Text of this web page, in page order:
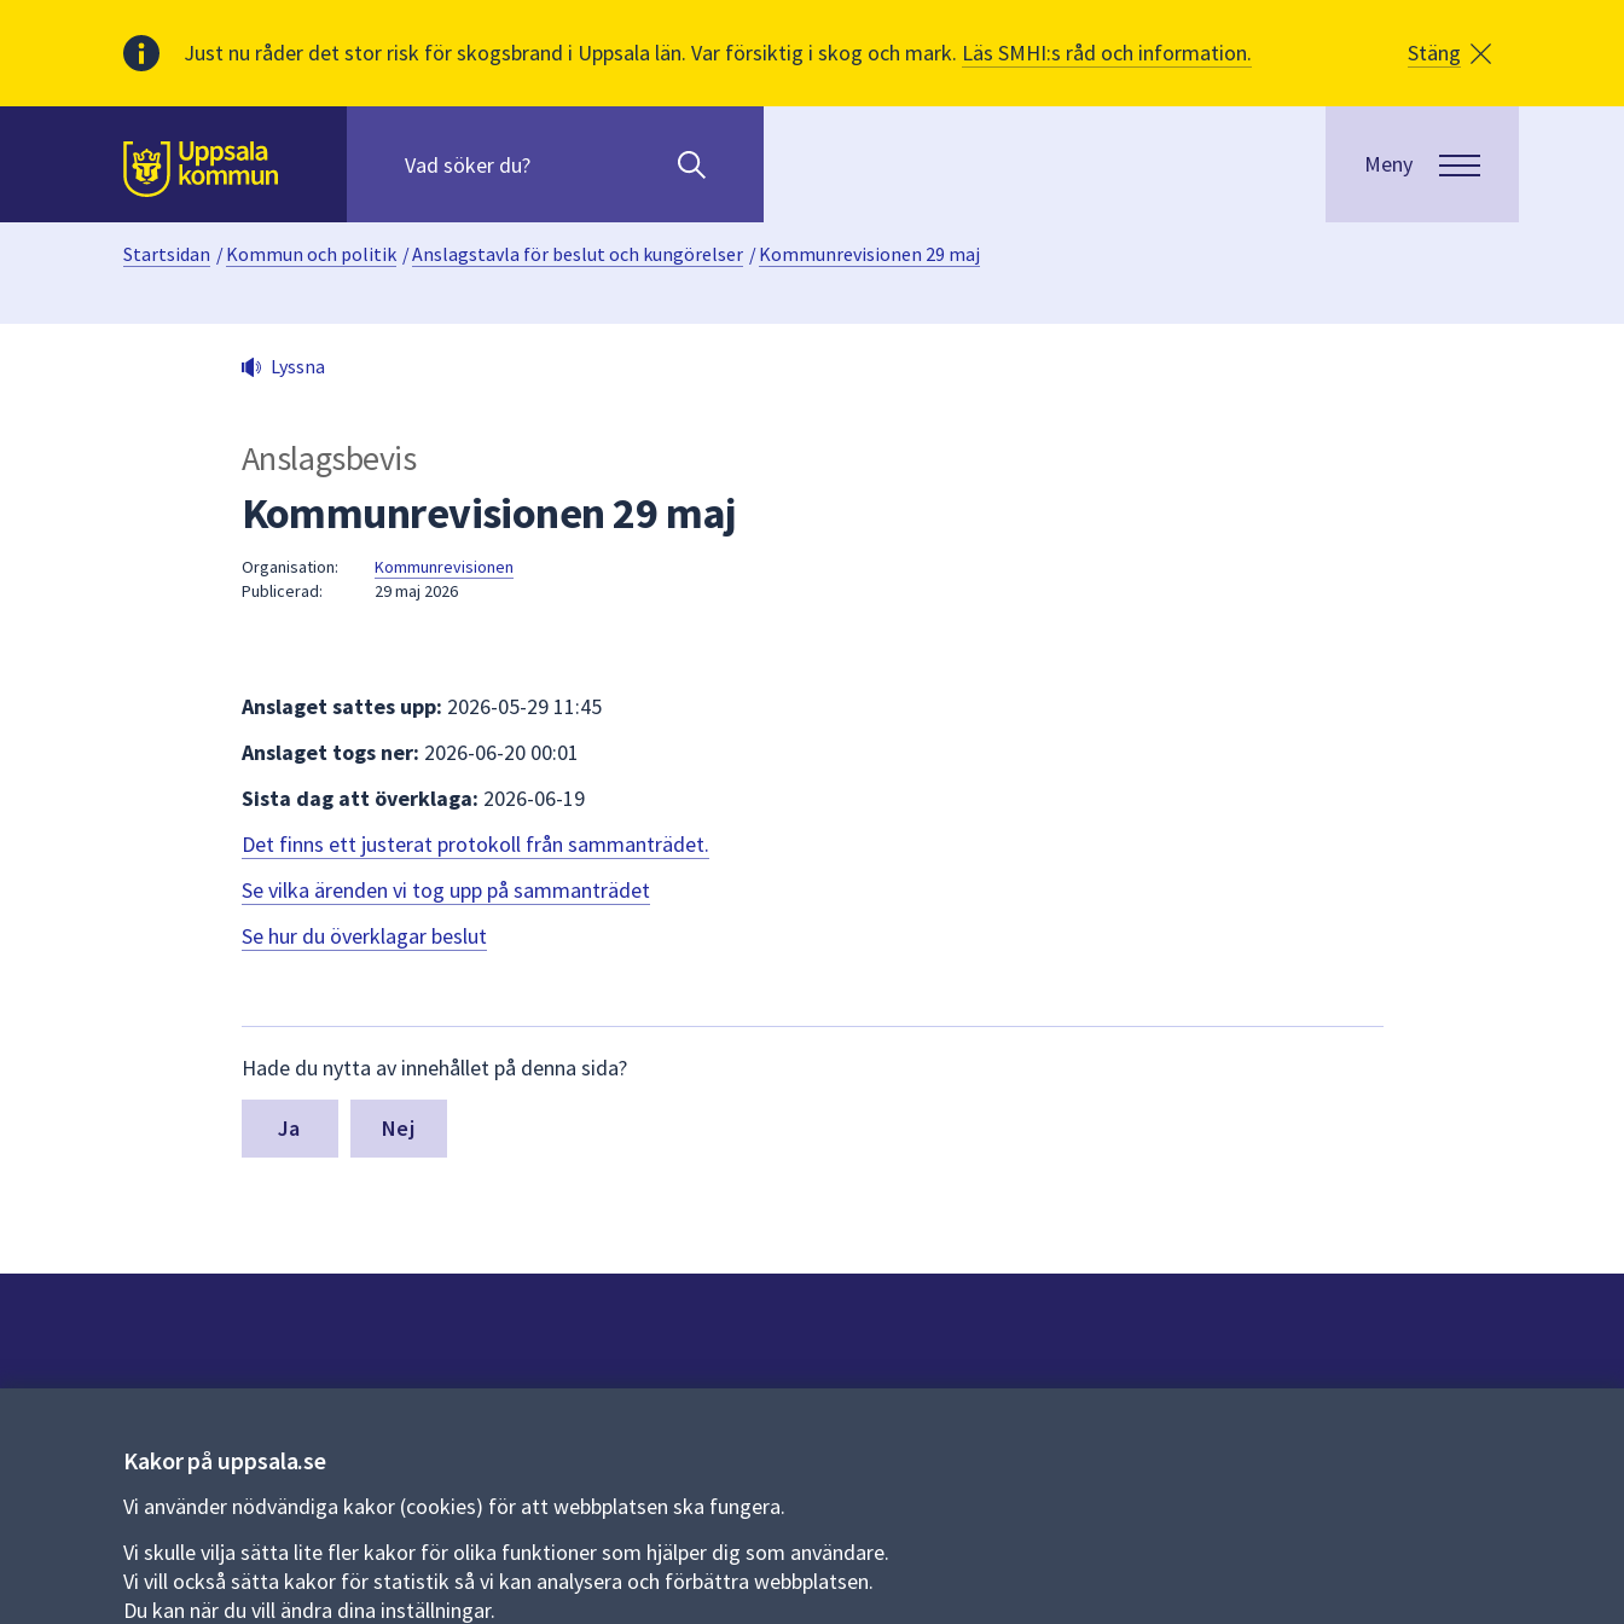
Just nu råder det stor risk för skogsbrand i Uppsala län. Var försiktig i skog och mark. Läs SMHI:s råd och information. Stäng
Till sidans
huvudinnehåll
innehåll
När
sökförslag
presenteras
fältet.
att
mellan
sökförslagen
och
enter
att
välja
något
Meny
Kakor på uppsala.se
Vi använder nödvändiga kakor (cookies) för att webbplatsen ska fungera.
Vi skulle vilja sätta lite fler kakor för olika funktioner som hjälper dig som användare.
Vi vill också sätta kakor för statistik så vi kan analysera och förbättra webbplatsen.
Du kan när du vill ändra dina inställningar.
Startsidan /Kommun och politik /Anslagstavla för beslut och kungörelser /Kommunrevisionen 29 maj
Lyssna
Anslagsbevis
Kommunrevisionen 29 maj
Organisation:
Kommunrevisionen
Publicerad:
29 maj 2026
Anslaget sattes upp: 2026-05-29 11:45
Anslaget togs ner: 2026-06-20 00:01
Sista dag att överklaga: 2026-06-19
Det finns ett justerat protokoll från sammanträdet.
Se vilka ärenden vi tog upp på sammanträdet
Se hur du överklagar beslut
synpunkter
för
denna
Hade du nytta av innehållet på denna sida?
Nej
Kontaktcenter:018-727 00 00
E-post:uppsala.kommun@uppsala.se
Fler kontaktvägar
Allmänna handlingar och diarium
Behandling av personuppgifter
Kakor